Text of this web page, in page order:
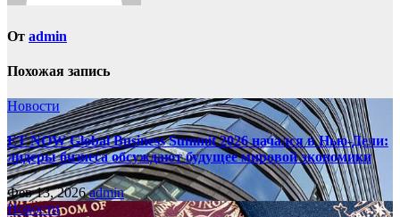
От admin
Похожая запись
Новости
ET NOW Global Business Summit 2026 начался в Нью‑Дели:
лидеры бизнеса обсуждают будущее мировой экономики
Фев 13, 2026admin
Новости